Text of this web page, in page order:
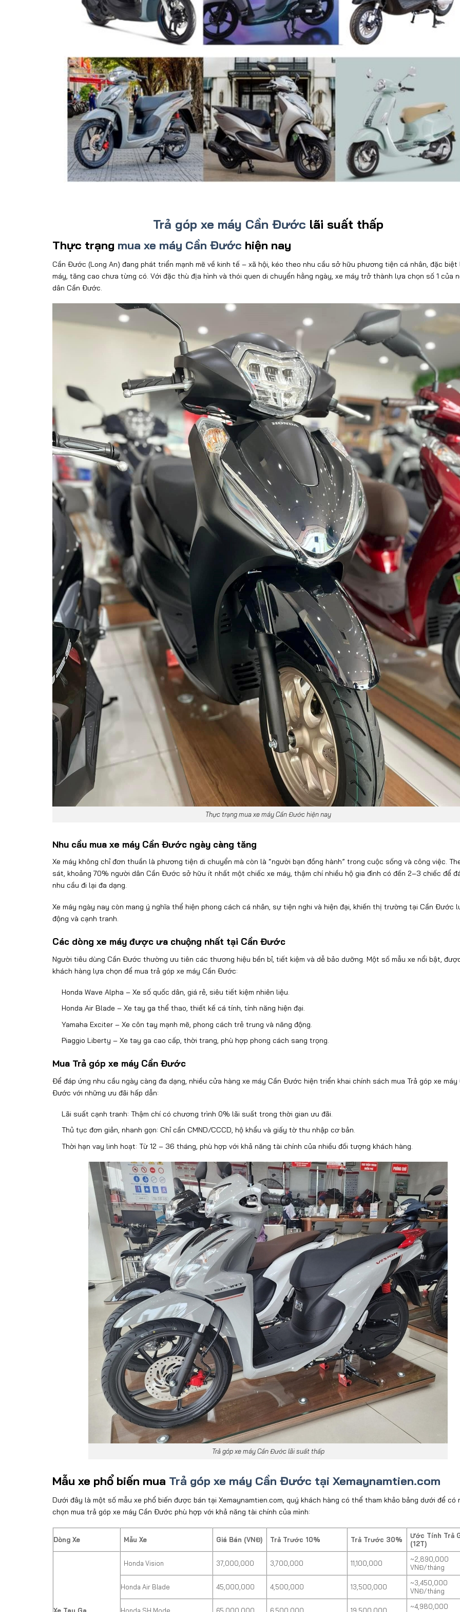
Trả góp xe máy Cần Đước lãi suất thấp
Thực trạng mua xe máy Cần Đước hiện nay
Cần Đước (Long An) đang phát triển mạnh mẽ về kinh tế – xã hội, kéo theo nhu cầu sở hữu phương tiện cá nhân, đặc biệt
máy, tăng cao chưa từng có. Với đặc thù địa hình và thói quen di chuyển hằng ngày, xe máy trở thành lựa chọn số 1 của
dân Cần Đước.
Thực trạng mua xe máy Cần Đước hiện nay
Nhu cầu mua xe máy Cần Đước ngày càng tăng
Xe máy không chỉđơn thuần là phương tiện di chuyển mà còn là “người bạn đồng hành” trong cuộc sống và công việc.
sát, khoảng 70% người dân Cần Đước sở hữu ít nhất một chiếc xe máy, thậm chí nhiều hộ gia đình có đến 2–3 chiếc để đ
nhu cầu đi lại đa dạng.
Xe máy ngày nay còn mang ý nghĩa thể hiện phong cách cá nhân, sự tiện nghi và hiện đại, khiến thị trường tại Cần Đước
động và cạnh tranh.
Các dòng xe máy được ưa chuộng nhất tại Cần Đước
Người tiêu dùng Cần Đước thường ưu tiên các thương hiệu bền bỉ, tiết kiệm và dễ bảo dưỡng. Một số mẫu xe nổi bật, đư
khách hàng lựa chọn để mua trả góp xe máy Cần Đước:
Honda Wave Alpha– Xe số quốc dân, giá rẻ, siêu tiết kiệm nhiên liệu.
Honda Air Blade– Xe tay ga thể thao, thiết kế cá tính, tính năng hiệnđại.
Yamaha Exciter– Xe côn tay mạnh mẽ, phong cách trẻ trung và năng động.
Piaggio Liberty– Xe tay ga cao cấp, thời trang, phù hợp phong cách sang trọng.
Mua Trả góp xe máy Cần Đước
Để đáp ứng nhu cầu ngày càng đa dạng, nhiều cửa hàng xe máy Cần Đước hiện triển khai chính sách mua Trả góp xe máy
Đước với những ưu đãi hấp dẫn:
Lãi suất cạnh tranh: Thậm chí có chương trình 0% lãi suất trong thời gian ưu đãi.
Thủ tụcđơn giản, nhanh gọn: Chỉ cần CMND/CCCD, hộ khẩu và giấy tờ thu nhập cơ bản.
Thời hạn vay linh hoạt: Từ 12– 36 tháng, phù hợp với khả năng tài chính của nhiềuđối tượng khách hàng.
Trả góp xe máy Cần Đước lãi suất thấp
Mẫu xe phổ biến mua Trả góp xe máy Cần Đước tại Xemaynamtien.com
Dưới đây là một số mẫu xe phổ biến được bán tại Xemaynamtien.com, quý khách hàng có thể tham khảo bảng dưới để có
chọn mua trả góp xe máy Cần Đước phù hợp với khả năng tài chính của mình:
Dòng Xe Mẫu Xe Giá Bán (VNĐ) Trả Trước 10% Trả Trước 30%
Ước Tính Trả
(12T)
Honda Vision 37,000,000 3,700,000 11,100,000
~2,890,000
VNĐ/tháng
Honda Air Blade 45,000,000 4,500,000 13,500,000
~3,450,000
VNĐ/tháng
~4,980,000